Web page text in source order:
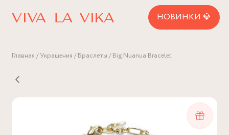
НОВИНКИ 💎
Главная Украшения Браслеты Big Nuanua Bracelet